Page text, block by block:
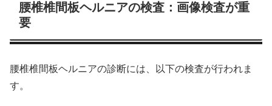
腰椎椎間板ヘルニアの検査：画像検査が重
要
腰椎椎間板ヘルニアの診断には、以下の検査が行われま
す。